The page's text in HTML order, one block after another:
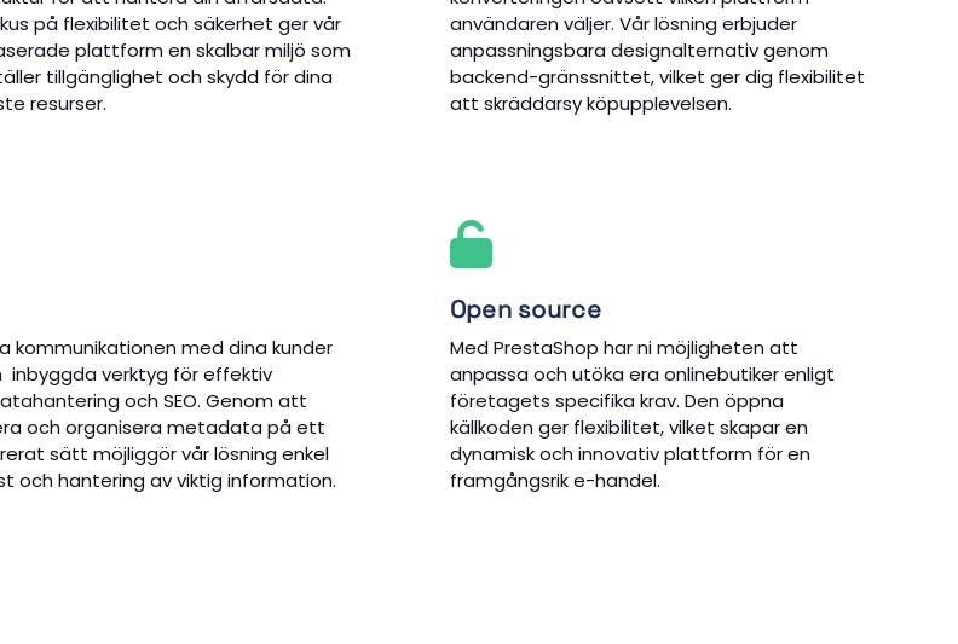
på flexibilitet och säkerhet ger vår
plattform en skalbar miljö som
tillgänglighet och skydd för dina
resurser.
användaren väljer. Vår lösning erbjuder
anpassningsbara designalternativ genom
backend-gränssnittet, vilket ger dig flexibilitet
att skräddarsy köpupplevelsen.
kommunikationen med dina kunder
inbyggda verktyg för effektiv
och SEO. Genom att
och organisera metadata på ett
sätt möjliggör vår lösning enkel
och hantering av viktig information.
Open source
Med PrestaShop har ni möjligheten att
anpassa och utöka era onlinebutiker enligt
företagets specifika krav. Den öppna
källkoden ger flexibilitet, vilket skapar en
dynamisk och innovativ plattform för en
framgångsrik e-handel.